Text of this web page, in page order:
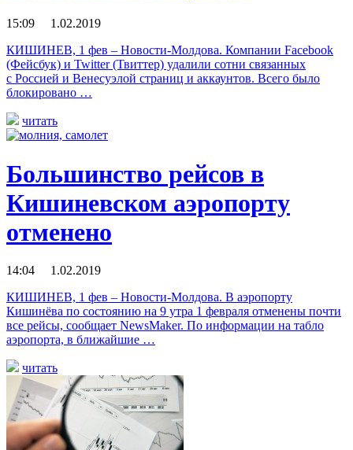
15:09 1.02.2019
КИШИНЕВ, 1 фев – Новости-Молдова. Компании Facebook
(Фейсбук) и Twitter (Твиттер) удалили сотни связанных
с Россией и Венесуэлой страниц и аккаунтов. Всего было
блокировано …
читать
Большинство рейсов в
Кишиневском аэропорту
отменено
14:04 1.02.2019
КИШИНЕВ, 1 фев – Новости-Молдова. В аэропорту
Кишинёва по состоянию на 9 утра 1 февраля отменены почти
все рейсы, сообщает NewsMaker. По информации на табло
аэропорта, в ближайшие …
читать